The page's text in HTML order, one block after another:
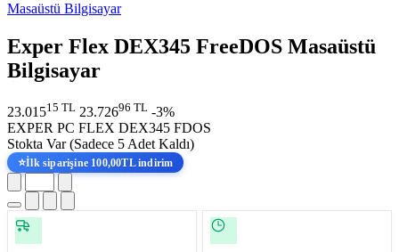
Masaüstü Bilgisayar
Exper Flex DEX345 FreeDOS Masaüstü
Bilgisayar
23.01515 TL 23.72696 TL -3%
EXPER PC FLEX DEX345 FDOS
Stokta Var (Sadece 5 Adet Kaldı)
⭐İlk siparişine 100,00TL indirim